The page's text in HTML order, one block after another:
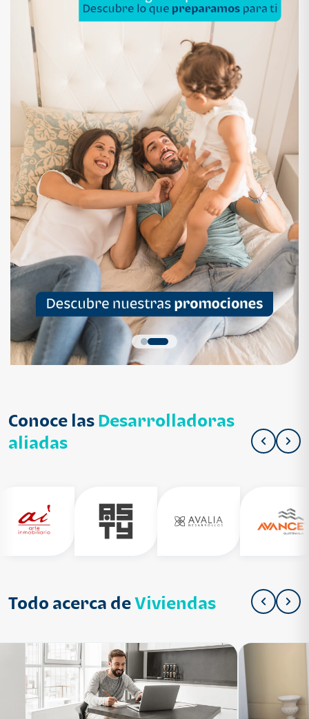
Conoce las Desarrolladoras
aliadas
Todo acerca deViviendas